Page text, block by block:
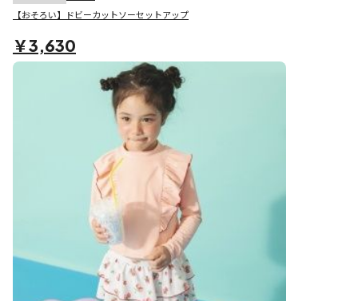
【おそろい】ドビーカットソーセットアップ
￥3,630